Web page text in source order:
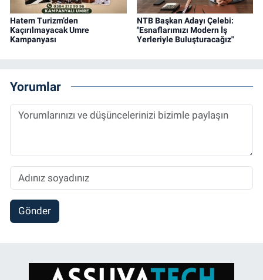
Hatem Turizm’den
Kaçırılmayacak Umre
Kampanyası
NTB Başkan Adayı Çelebi:
"Esnaflarımızı Modern İş
Yerleriyle Buluşturacağız"
Yorumlar
Gönder